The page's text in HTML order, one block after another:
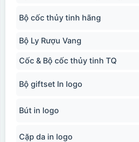
Bộ cốc thủy tinh hãng
Bộ Ly Rượu Vang
Cốc & Bộ cốc thủy tinh TQ
Bộ giftset In logo
Bút in logo
Cặp da in logo